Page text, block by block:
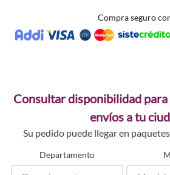
Compra seguro
Consultar disponibilidad
envíos a tu
Su pedido puede llegar en
Departamento